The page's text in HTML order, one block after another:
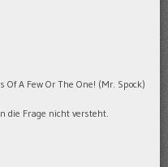
Of A Few Or The One! (Mr. Spock)
die Frage nicht versteht.